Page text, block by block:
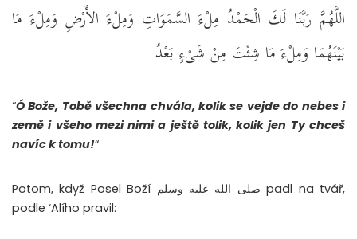
اللَّهُمَّ رَبَّنَا لَكَ الْحَمْدُ مِلْءَ السَّمَوَاتِ وَمِلْءَ الأَرْضِ وَمِلْءَ مَا
بَيْنَهُمَا وَمِلْءَ مَا شِئْتَ مِنْ شَىْءٍ بَعْدُ
“Ó Bože, Tobě všechna chvála, kolik se vejde do nebes i
země i všeho mezi nimi a ještě tolik, kolik jen Ty chceš
navíc k tomu!“
Potom, když Posel Boží صلى الله عليه وسلم padl na tvář,
podle ‘Alího pravil: